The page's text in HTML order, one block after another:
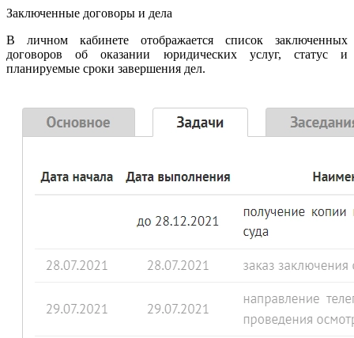
Заключенные договоры и дела
В личном кабинете отображается список заключенных
договоров об оказании юридических услуг, статус и
планируемые сроки завершения дел.